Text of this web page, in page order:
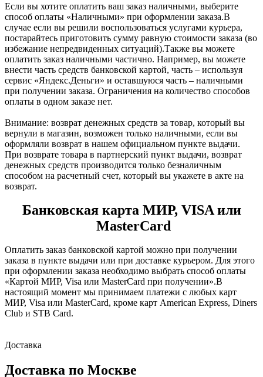
Если вы хотите оплатить ваш заказ наличными, выберите
способ оплаты «Наличными» при оформлении заказа.В
случае если вы решили воспользоваться услугами курьера,
постарайтесь приготовить сумму равную стоимости заказа (во
избежание непредвиденных ситуаций).Также вы можете
оплатить заказ наличными частично. Например, вы можете
внести часть средств банковской картой, часть – используя
сервис «Яндекс.Деньги» и оставшуюся часть – наличными
при получении заказа. Ограничения на количество способов
оплаты в одном заказе нет.
Внимание: возврат денежных средств за товар, который вы
вернули в магазин, возможен только наличными, если вы
оформляли возврат в нашем официальном пункте выдачи.
При возврате товара в партнерский пункт выдачи, возврат
денежных средств производится только безналичным
способом на расчетный счет, который вы укажете в акте на
возврат.
Банковская карта МИР, VISA или
MasterCard
Оплатить заказ банковской картой можно при получении
заказа в пункте выдачи или при доставке курьером. Для этого
при оформлении заказа необходимо выбрать способ оплаты
«Картой МИР, Visa или MasterCard при получении».В
настоящий момент мы принимаем платежи с любых карт
МИР, Visa или MasterCard, кроме карт American Express, Diners
Club и STB Card.
Доставка
Доставка по Москве